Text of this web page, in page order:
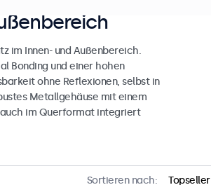
im Innen- und Außenbereich.
Bonding und einer hohen
ohne Reflexionen, selbst in
Metallgehäuse mit einem
im Querformat integriert
Sortieren nach: Topseller